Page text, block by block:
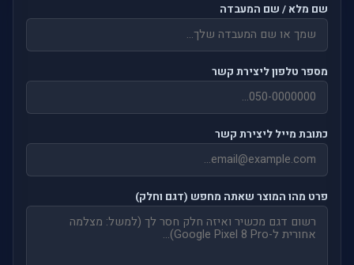
שם מלא / שם המעבדה
מספר טלפון ליצירת קשר
כתובת מייל ליצירת קשר
פרט מהו המוצר שאתה מחפש (דגם וחלק)